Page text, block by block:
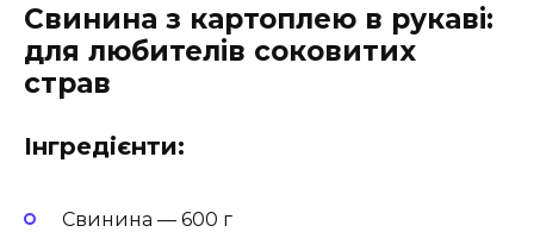
Свинина з картоплею в рукаві:
для любителів соковитих
страв
Інгредієнти:
Свинина — 600 г